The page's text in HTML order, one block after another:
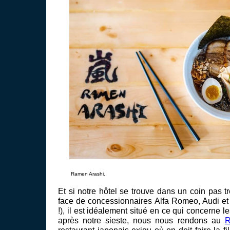
Ramen Arashi.
Et si notre hôtel se trouve dans un coin pas
face de concessionnaires Alfa Romeo, Audi
!), il est idéalement situé en ce qui concerne
après notre sieste, nous nous rendons au